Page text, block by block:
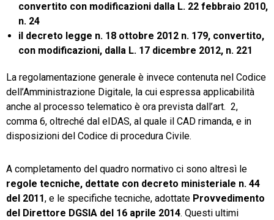
convertito con modificazioni dalla L. 22 febbraio 2010,
n. 24
il decreto legge n. 18 ottobre 2012 n. 179, convertito,
con modificazioni, dalla L. 17 dicembre 2012, n. 221
La regolamentazione generale è invece contenuta nel Codice
dell’Amministrazione Digitale, la cui espressa applicabilità
anche al processo telematico è ora prevista dall’art. 2,
comma 6, oltreché dal eIDAS, al quale il CAD rimanda, e in
disposizioni del Codice di procedura Civile.
A completamento del quadro normativo ci sono altresì le
regole tecniche, dettate con decreto ministeriale n. 44
del 2011, e le specifiche tecniche, adottate Provvedimento
del Direttore DGSIA del 16 aprile 2014. Questi ultimi